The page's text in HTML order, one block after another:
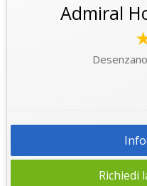
Admiral
Richiedi